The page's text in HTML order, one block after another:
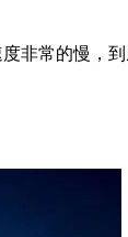
非常的慢，